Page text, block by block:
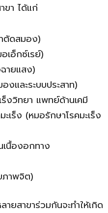
ขา ได้แก่
ตัดสมอง)
เอ็กซ์เรย์)
ายแสง)
และระบบประสาท)
ร็งวิทยา แพทย์ด้านเคมี
เร็ง (หมอรักษาโรคมะเร็ง
นื้องอกทาง
าพจิต)
ยสาขาร่วมกันจะทำให้เกิด